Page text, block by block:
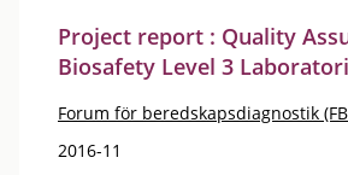
Project report : Quality
Biosafety Level 3
Forum för beredskapsdiagnostik
2016-11